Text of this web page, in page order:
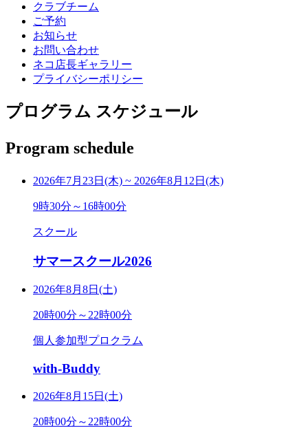
クラブチーム
ご予約
お知らせ
お問い合わせ
ネコ店長ギャラリー
プライバシーポリシー
プログラム スケジュール
Program schedule
2026年7月23日(木) ~ 2026年8月12日(木)
9時30分～16時00分
スクール
サマースクール2026
2026年8月8日(土)
20時00分～22時00分
個人参加型プロクラム
with-Buddy
2026年8月15日(土)
20時00分～22時00分